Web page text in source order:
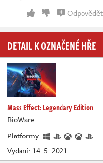
Odpovědět
DETAIL K OZNAČENÉ HŘE
Mass Effect: Legendary Edition
BioWare
Platformy:
Vydání: 14. 5. 2021